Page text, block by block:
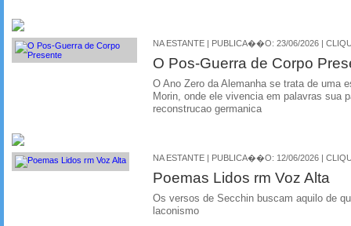
NA ESTANTE | PUBLICA��O: 23/06/2026 |
O Pos-Guerra de Corpo
O Ano Zero da Alemanha se trata de uma
Morin, onde ele vivencia em palavras sua
reconstrucao germanica
NA ESTANTE | PUBLICA��O: 12/06/2026 |
Poemas Lidos rm Voz Alta
Os versos de Secchin buscam aquilo de
laconismo